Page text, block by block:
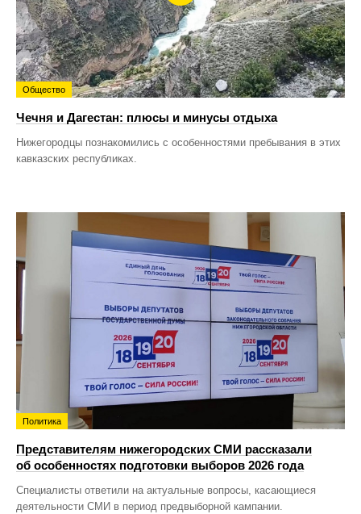
Общество
Чечня и Дагестан: плюсы и минусы отдыха
Нижегородцы познакомились с особенностями пребывания в этих
кавказских республиках.
Политика
Представителям нижегородских СМИ рассказали
об особенностях подготовки выборов 2026 года
Специалисты ответили на актуальные вопросы, касающиеся
деятельности СМИ в период предвыборной кампании.